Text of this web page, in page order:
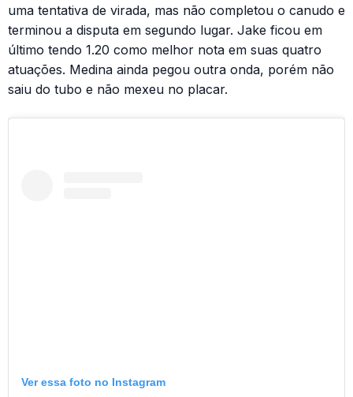
uma tentativa de virada, mas não completou o canudo e
terminou a disputa em segundo lugar. Jake ficou em
último tendo 1.20 como melhor nota em suas quatro
atuações. Medina ainda pegou outra onda, porém não
saiu do tubo e não mexeu no placar.
Ver essa foto no Instagram